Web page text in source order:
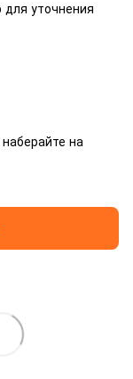
уточнения
на